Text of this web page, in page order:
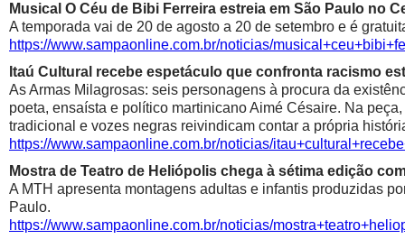
Musical O Céu de Bibi Ferreira estreia em São Paulo no
A temporada vai de 20 de agosto a 20 de setembro e é
https://www.sampaonline.com.br/noticias/
Itaú Cultural recebe espetáculo que confronta racismo
As Armas Milagrosas: seis personagens à procura da
poeta, ensaísta e político martinicano Aimé Césaire. Na
tradicional e vozes negras reivindicam contar a própria
https://www.sampaonline.com.br/noticias/
Mostra de Teatro de Heliópolis chega à sétima edição
A MTH apresenta montagens adultas e infantis produzidas
Paulo.
https://www.sampaonline.com.br/noticias/